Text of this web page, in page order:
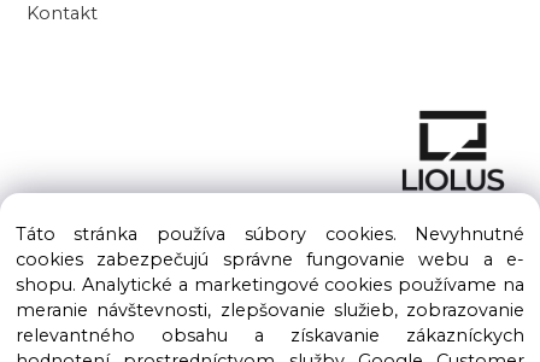
Kontakt
Copyright © 2016 – 2026 LIOLUS s.r.o. Všetky práva vyhradené.
Vytvorené spoločnosťouLIOLUS, s.r.o.
Táto stránka používa súbory cookies. Nevyhnutné
cookies zabezpečujú správne fungovanie webu a e-
shopu. Analytické a marketingové cookies používame na
meranie návštevnosti, zlepšovanie služieb, zobrazovanie
relevantného obsahu a získavanie zákazníckych